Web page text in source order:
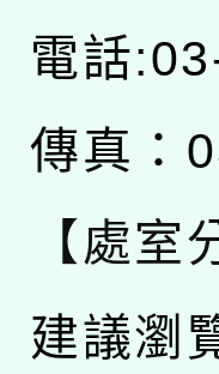
電話
傳真：
【處室
建議瀏